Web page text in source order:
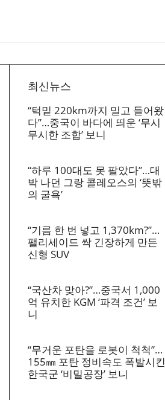
최신뉴스
“턱밑 220km까지 밀고 들어왔
다”…중국이 바다에 띄운 ‘무시
무시한 조합’ 보니
“하루 100대도 못 팔았다”…대
박 나던 그랑 콜레오스의 ‘뜻밖
의 굴욕’
“기름 한 번 넣고 1,370km?”…
팰리세이드 싹 긴장하게 만든
신형 SUV
“국산차 맞아?”…중국서 1,000
억 유치한 KGM ‘파격 조건’ 보
니
“무거운 포탄을 로봇이 척척”…
155㎜ 포탄 정비속도 폭발시킨
한국군 ‘비밀공장’ 보니